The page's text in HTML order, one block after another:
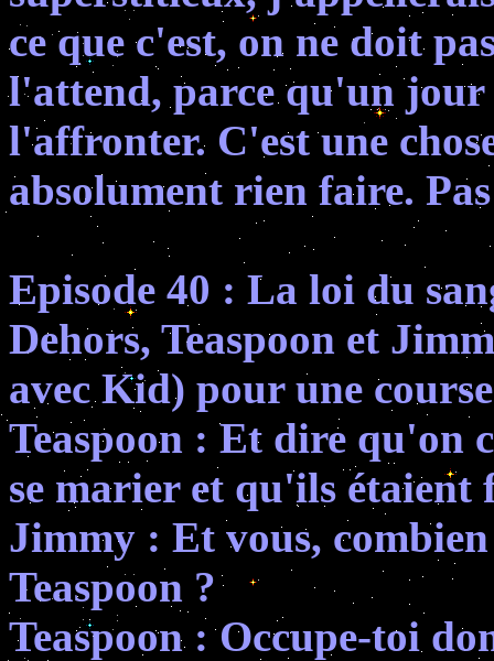
ce que c'est, on ne doit
l'attend, parce qu'un
l'affronter. C'est une
absolument rien faire.
Episode 40 : La loi du
Dehors, Teaspoon et
avec Kid) pour une
Teaspoon : Et dire
se marier et qu'ils
Jimmy : Et vous,
Teaspoon ?
Teaspoon : Occupe-toi